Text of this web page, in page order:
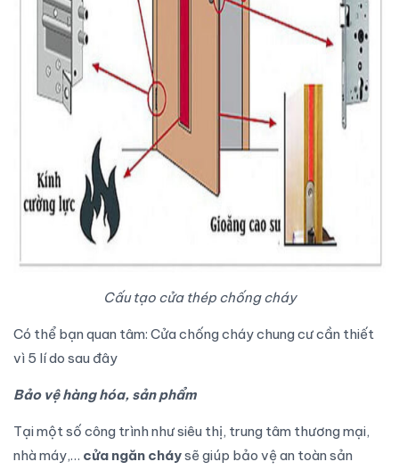
Cấu tạo cửa thép chống cháy
Có thể bạn quan tâm: Cửa chống cháy chung cư cần thiết
vì 5 lí do sau đây
Bảo vệ hàng hóa, sản phẩm
Tại một số công trình như siêu thị, trung tâm thương mại,
nhà máy,… cửa ngăn cháysẽ giúp bảo vệ an toàn sản